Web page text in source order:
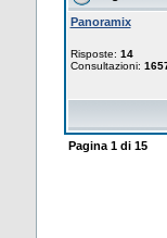
Panoramix
Risposte: 14
Consultazioni:
Pagina 1di 15